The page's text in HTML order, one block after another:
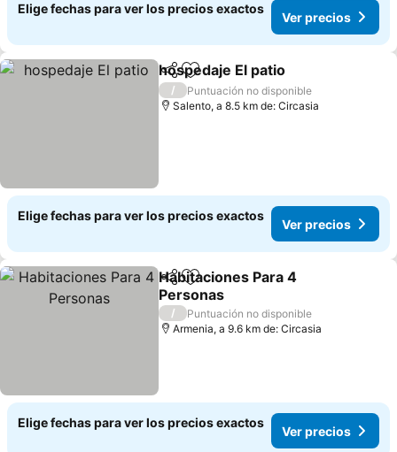
Elige fechas para ver los precios exactos
Ver precios
CompartirAgregar a favoritos
hospedaje El patio
/
Puntuación no disponible
Salento, a 8.5 km de: Circasia
Elige fechas para ver los precios exactos
Ver precios
CompartirAgregar a favoritos
Habitaciones Para 4
Personas
Ver precios
/
Puntuación no disponible
Armenia, a 9.6 km de: Circasia
Elige fechas para ver los precios exactos
Ver precios